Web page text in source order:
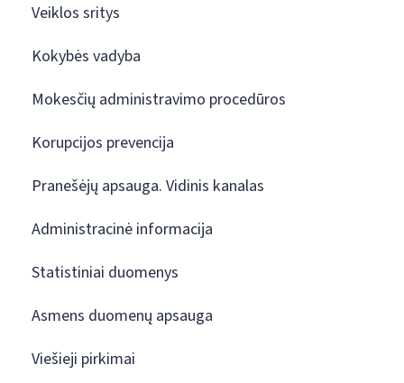
Veiklos sritys
Kokybės vadyba
Mokesčių administravimo procedūros
Korupcijos prevencija
Pranešėjų apsauga. Vidinis kanalas
Administracinė informacija
Statistiniai duomenys
Asmens duomenų apsauga
Viešieji pirkimai